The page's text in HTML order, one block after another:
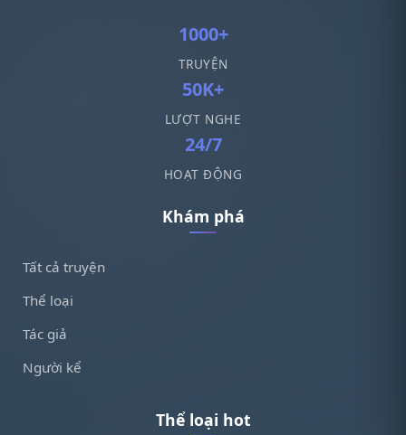
1000+
TRUYỆN
50K+
LƯỢT NGHE
24/7
HOẠT ĐỘNG
Khám phá
Tất cả truyện
Thể loại
Tác giả
Người kể
Thể loại hot